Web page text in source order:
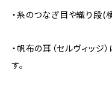
・糸のつなぎ目や織り段(
・帆布の耳（セルヴィッジ
す。